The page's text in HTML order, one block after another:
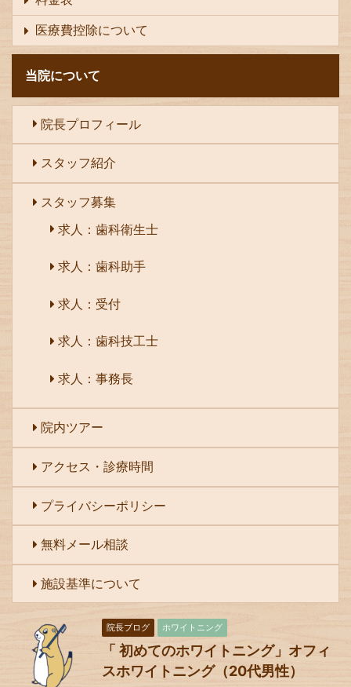
医療費控除について
当院について
院長プロフィール
スタッフ紹介
スタッフ募集
求人：歯科衛生士
求人：歯科助手
求人：受付
求人：歯科技工士
求人：事務長
院内ツアー
アクセス・診療時間
プライバシーポリシー
無料メール相談
施設基準について
院長ブログ ホワイトニング
「 初めてのホワイトニング」オフィ
スホワイトニング（20代男性）